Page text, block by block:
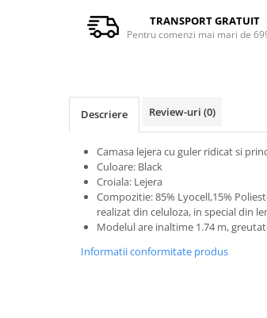
TRANSPORT GRATUIT
Pentru comenzi mai mari de
Descriere Review-uri (0)
Camasa lejera cu guler ridicat si
Culoare: Black
Croiala: Lejera
Compozitie: 85% Lyocell,15%
realizat din celuloza, in special din
Modelul are inaltime 1.74 m,
Informatii conformitate produs